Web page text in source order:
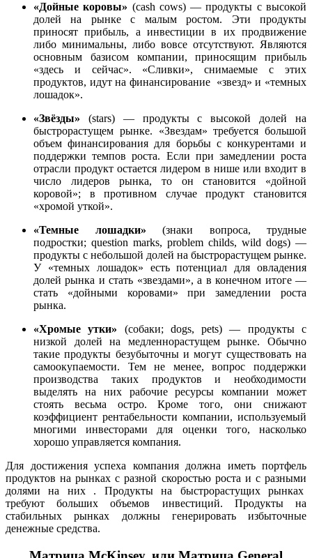
«Дойные коровы» (cash cows) — продукты с высокой
долей на рынке с малым ростом. Эти продукты
приносят прибыль, а инвестиции в их продвижение
либо минимальны, либо вовсе отсутствуют. Являются
основным базисом компании, приносящим прибыль
«здесь и сейчас». «Сливки», снимаемые с этих
продуктов, идут на финансирование «звезд» и «темных
лошадок».
«Звёзды» (stars) — продукты с высокой долей на
быстрорастущем рынке. «Звездам» требуется большой
объем финансирования для борьбы с конкурентами и
поддержки темпов роста. Если при замедлении роста
отрасли продукт остается лидером в нише или входит в
число лидеров рынка, то он становится «дойной
коровой»; в противном случае продукт становится
«хромой уткой».
«Темные лошадки» (знаки вопроса, трудные
подростки; question marks, problem childs, wild dogs) —
продукты с небольшой долей на быстрорастущем рынке.
У «темных лошадок» есть потенциал для овладения
долей рынка и стать «звездами», а в конечном итоге —
стать «дойными коровами» при замедлении роста
рынка.
«Хромые утки» (собаки; dogs, pets) — продукты с
низкой долей на медленнорастущем рынке. Обычно
такие продукты безубыточны и могут существовать на
самоокупаемости. Тем не менее, вопрос поддержки
производства таких продуктов и необходимости
выделять на них рабочие ресурсы компании может
стоять весьма остро. Кроме того, они снижают
коэффициент рентабельности компании, используемый
многими инвесторами для оценки того, насколько
хорошо управляется компания.
Для достижения успеха компания должна иметь портфель
продуктов на рынках с разной скоростью роста и с разными
долями на них . Продукты на быстрорастущих рынках
требуют больших объемов инвестиций. Продукты на
стабильных рынках должны генерировать избыточные
денежные средства.